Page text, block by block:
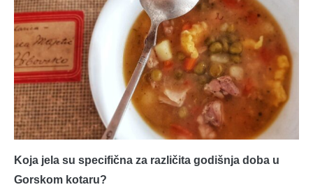
Koja jela su specifična za različita godišnja doba u
Gorskom kotaru?